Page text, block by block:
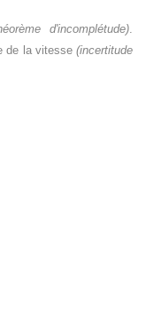
d'incomplétude).
de la vitesse(incertitude